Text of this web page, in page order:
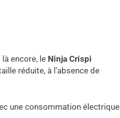
encore, le Ninja Crispi
réduite, à l’absence de
une consommation électrique